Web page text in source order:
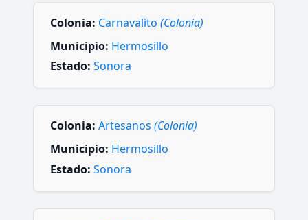
Colonia: Carnavalito (Colonia)
Municipio: Hermosillo
Estado: Sonora
Colonia: Artesanos (Colonia)
Municipio: Hermosillo
Estado: Sonora